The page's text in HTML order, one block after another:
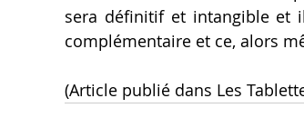
sera définitif et intangible et
complémentaire et ce, alors
(Article publié dans Les